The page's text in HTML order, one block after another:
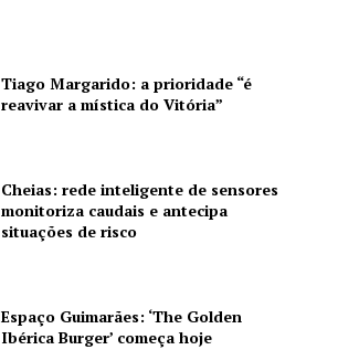
Tiago Margarido: a prioridade “é
reavivar a mística do Vitória”
Cheias: rede inteligente de sensores
monitoriza caudais e antecipa
situações de risco
Espaço Guimarães: ‘The Golden
Ibérica Burger’ começa hoje